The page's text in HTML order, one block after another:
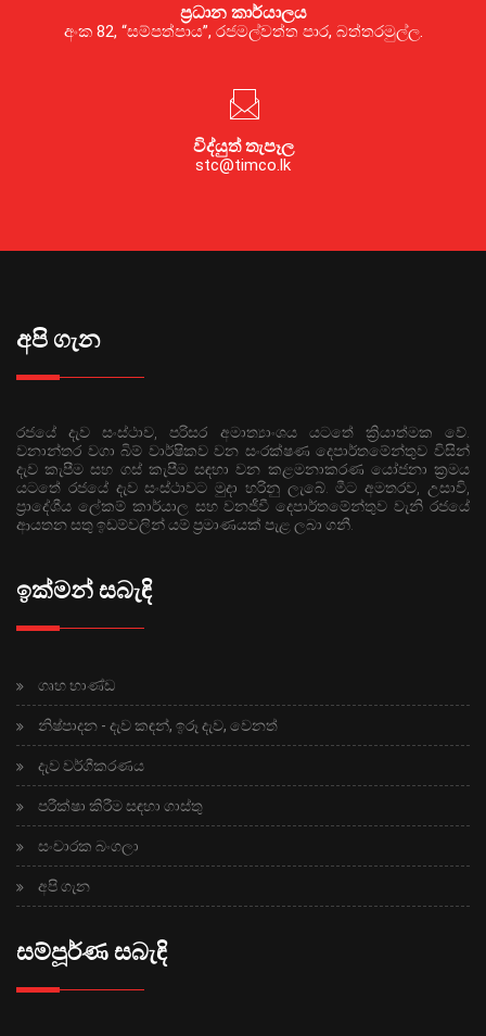
ප්‍රධාන කාර්යාලය
අංක 82, “සම්පත්පාය”, රජමල්වත්ත පාර, බත්තරමුල්ල.
විද්යුත් තැපෑල
stc@timco.lk
අපි ගැන
රජයේ දැව සංස්ථාව, පරිසර අමාත්‍යාංශය යටතේ ක්‍රියාත්මක වේ.
වනාන්තර වගා බිම් වාර්ෂිකව වන සංරක්ෂණ දෙපාර්තමේන්තුව විසින්
දැව කැපීම සහ ගස් කැපීම සඳහා වන කළමනාකරණ යෝජනා ක්‍රමය
යටතේ රජයේ දැව සංස්ථාවට මුදා හරිනු ලැබේ. මීට අමතරව, උසාවි,
ප්‍රාදේශීය ලේකම් කාර්යාල සහ වනජීවී දෙපාර්තමේන්තුව වැනි රජයේ
ආයතන සතු ඉඩම්වලින් යම් ප්‍රමාණයක් පැළ ලබා ගනී.
ඉක්මන් සබැඳි
ගෘහ භාණ්ඩ
නිෂ්පාදන - දැව කඳන්, ඉරූ දැව, වෙනත්
දැව වර්ගීකරණය
පරීක්ෂා කිරීම සඳහා ගාස්තු
සංචාරක බංගලා
අපි ගැන
සම්පූර්ණ සබැඳි